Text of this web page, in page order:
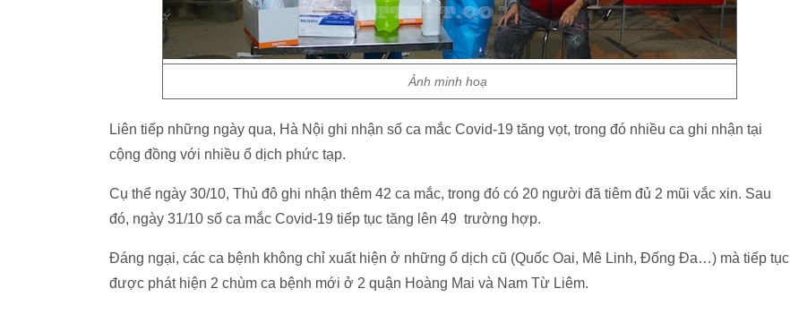
Ảnh minh hoạ
Liên tiếp những ngày qua, Hà Nội ghi nhận số ca mắc Covid-19 tăng vọt, trong đó nhiều ca ghi nhận tại
cộng đồng với nhiều ổ dịch phức tạp.
Cụ thể ngày 30/10, Thủ đô ghi nhận thêm 42 ca mắc, trong đó có 20 người đã tiêm đủ 2 mũi vắc xin. Sau
đó, ngày 31/10 số ca mắc Covid-19 tiếp tục tăng lên 49 trường hợp.
Đáng ngại, các ca bệnh không chỉ xuất hiện ở những ổ dịch cũ (Quốc Oai, Mê Linh, Đống Đa…) mà tiếp tục
được phát hiện 2 chùm ca bệnh mới ở 2 quận Hoàng Mai và Nam Từ Liêm.